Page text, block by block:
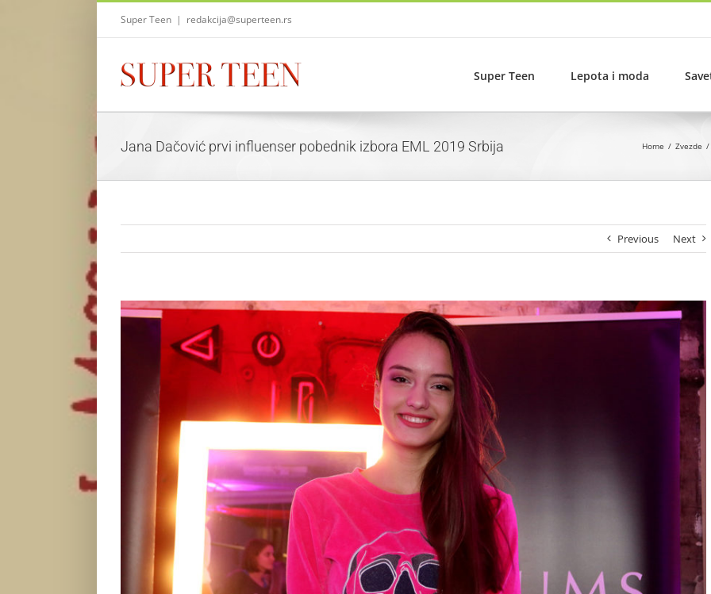
Super Teen | redakcija@superteen.rs
Super Teen Lepota i moda
Jana Dačović prvi influenser pobednik izbora EML 2019 Srbija Home Zvezde
Previous Next
View
Larger